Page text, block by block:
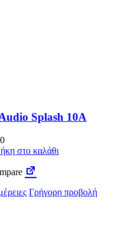
Splash 10A
στο καλάθι
Γρήγορη προβολή